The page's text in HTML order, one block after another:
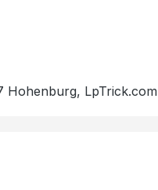
Hohenburg, LpTrick.com